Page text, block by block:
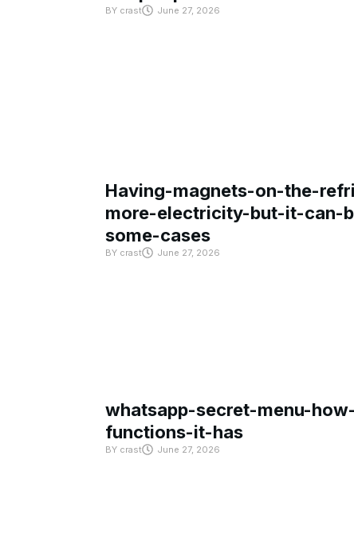
BY crast June 27, 2026
Having-magnets-on-the-
more-electricity-but-it-can-
some-cases
BY crast June 27, 2026
whatsapp-secret-menu-
functions-it-has
BY crast June 27, 2026